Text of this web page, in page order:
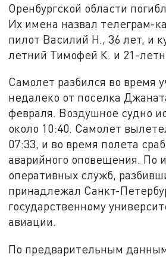
Оренбургской области
Их имена назвал телеграм-
пилот Василий Н., 36 лет, и
летний Тимофей К. и 21-
Самолет разбился во время
недалеко от поселка
февраля. Воздушное судно
около 10:40. Самолет
07:33, и во время полета
аварийного оповещения. По
оперативных служб,
принадлежал Санкт-
государственному
авиации.
По предварительным